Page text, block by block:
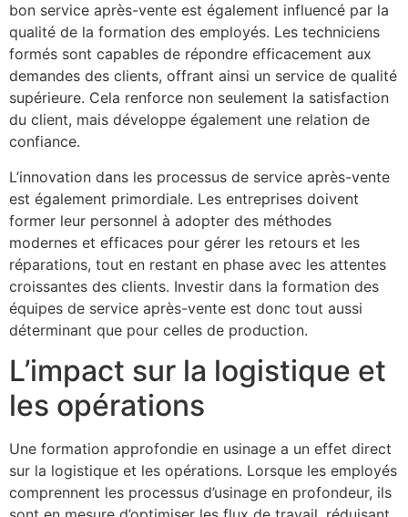
bon service après-vente est également influencé par la
qualité de la formation des employés. Les techniciens
formés sont capables de répondre efficacement aux
demandes des clients, offrant ainsi un service de qualité
supérieure. Cela renforce non seulement la satisfaction
du client, mais développe également une relation de
confiance.
L’innovation dans les processus de service après-vente
est également primordiale. Les entreprises doivent
former leur personnel à adopter des méthodes
modernes et efficaces pour gérer les retours et les
réparations, tout en restant en phase avec les attentes
croissantes des clients. Investir dans la formation des
équipes de service après-vente est donc tout aussi
déterminant que pour celles de production.
L’impact sur la logistique et
les opérations
Une formation approfondie en usinage a un effet direct
sur la logistique et les opérations. Lorsque les employés
comprennent les processus d’usinage en profondeur, ils